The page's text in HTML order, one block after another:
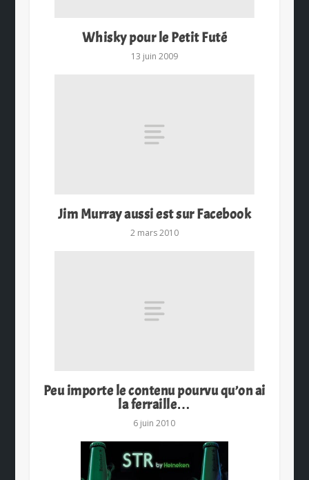
Whisky pour le Petit Futé
13 juin 2009
Jim Murray aussi est sur Facebook
2 mars 2010
Peu importe le contenu pourvu qu’on ai
la ferraille…
6 juin 2010